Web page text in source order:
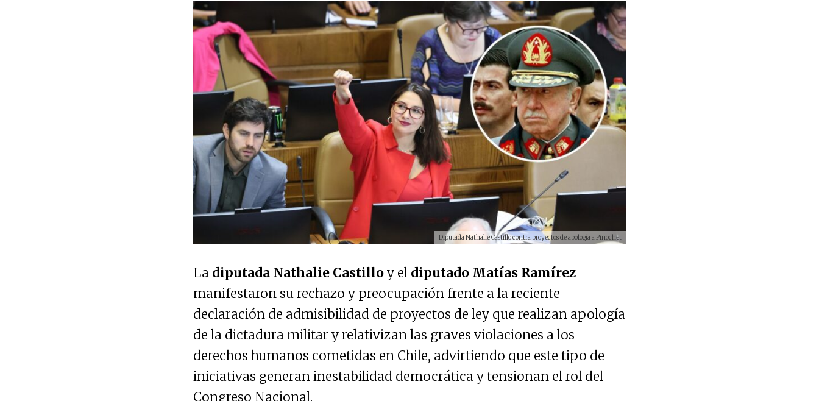
Diputada Nathalie Castillo contra proyectos de apología a Pinochet
La diputada Nathalie Castilloy el diputado Matías Ramírez
manifestaron su rechazo y preocupación frente a la reciente
declaración de admisibilidad de proyectos de ley que realizan apología
de la dictadura militar y relativizan las graves violaciones a los
derechos humanos cometidas en Chile, advirtiendo que este tipo de
iniciativas generan inestabilidad democrática y tensionan el rol del
Congreso Nacional.